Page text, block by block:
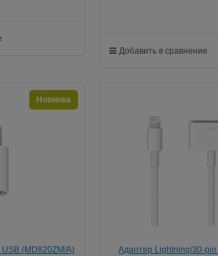
Добавить в сравнение
(MD820ZM/A)
Новинка
Адаптер Lightning/30-